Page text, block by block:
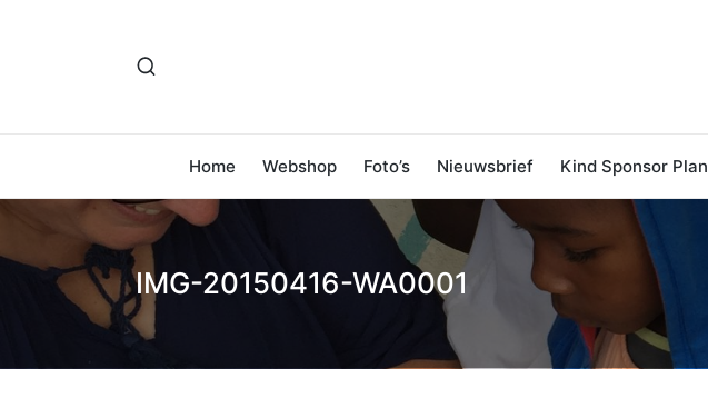
Home Webshop Foto’s Nieuwsbrief Kind Sponsor Plan
IMG-20150416-WA0001